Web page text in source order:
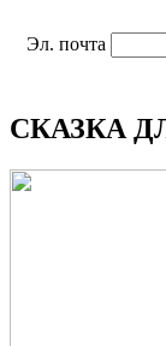
Эл. почта
СКАЗКА